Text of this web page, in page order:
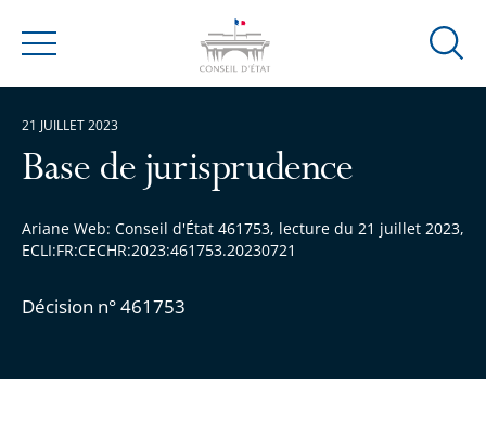
Menu
Ouvrir
Base de jurisprudence
Ariane Web: Conseil d'État 461753, lecture du 21 juillet 2023,
ECLI:FR:CECHR:2023:461753.20230721
Décision n° 461753
21 JUILLET 2023